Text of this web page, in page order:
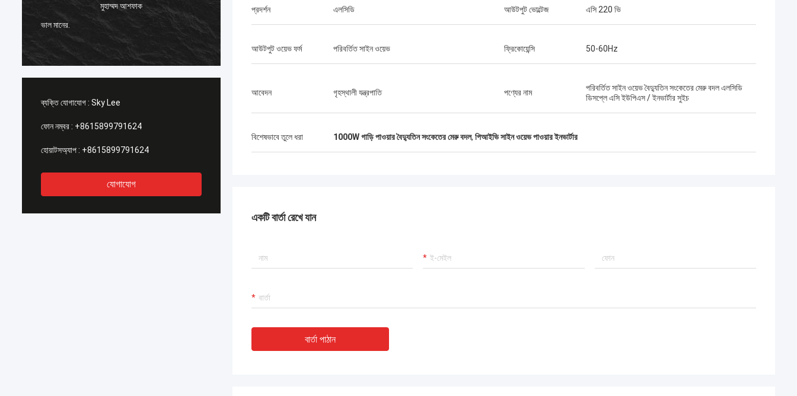
মুহাম্মদ আশফাক
ভাল মানের.
ব্যক্তি যোগাযোগ : Sky Lee
ফোন নম্বর : +8615899791624
হোয়াটসঅ্যাপ : +8615899791624
যোগাযোগ
প্রদর্শন এলসিডি আউটপুট ভোল্টেজ এসি 220 ভি
আউটপুট ওয়েভ ফর্ম পরিবর্তিত সাইন ওয়েভ ফ্রিকোয়েন্সি 50-60Hz
আবেদন গৃহস্থালী যন্ত্রপাতি পণ্যের নাম
পরিবর্তিত সাইন ওয়েভ বৈদ্যুতিন সংকেতের মেরু বদল এলসিডি
ডিসপ্লে এসি ইউপিএস / ইনভার্টার সুইচ
বিশেষভাবে তুলে ধরা 1000W গাড়ি পাওয়ার বৈদ্যুতিন সংকেতের মেরু বদল, পিআইভি সাইন ওয়েভ পাওয়ার ইনভার্টার
একটি বার্তা রেখে যান
বার্তা পাঠান